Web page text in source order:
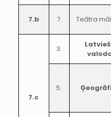
7.b 7. Teātra
7.c
3.
5.